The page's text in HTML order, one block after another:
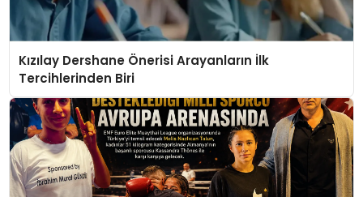
Kızılay Dershane Önerisi Arayanların İlk
Tercihlerinden Biri